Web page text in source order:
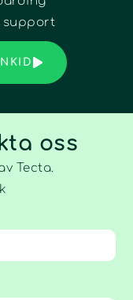
support
oss
Tecta.